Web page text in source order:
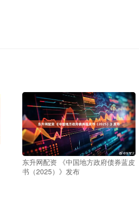
东升网配资 《中国地方政府债券蓝皮
书（2025）》发布